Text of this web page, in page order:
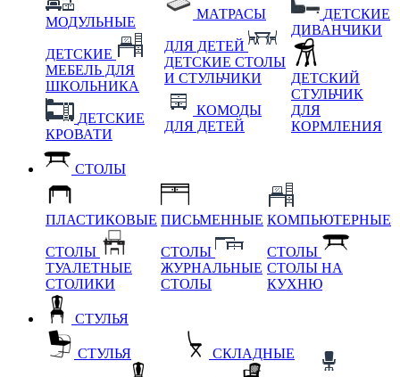
МОДУЛЬНЫЕ
ДЕТСКИЕ
МЕБЕЛЬ ДЛЯ
ШКОЛЬНИКА
ДЕТСКИЕ
КРОВАТИ
МАТРАСЫ
ДЛЯ ДЕТЕЙ
ДЕТСКИЕ СТОЛЫ
И СТУЛЬЧИКИ
КОМОДЫ
ДЛЯ ДЕТЕЙ
ДЕТСКИЕ
ДИВАНЧИКИ
ДЕТСКИЙ
СТУЛЬЧИК
ДЛЯ
КОРМЛЕНИЯ
СТОЛЫ
ПЛАСТИКОВЫЕ
СТОЛЫ
ТУАЛЕТНЫЕ
СТОЛИКИ
ПИСЬМЕННЫЕ
СТОЛЫ
ЖУРНАЛЬНЫЕ
СТОЛЫ
КОМПЬЮТЕРНЫЕ
СТОЛЫ
СТОЛЫ НА
КУХНЮ
СТУЛЬЯ
СТУЛЬЯ СКЛАДНЫЕ